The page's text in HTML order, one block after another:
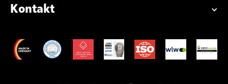
Kontakt